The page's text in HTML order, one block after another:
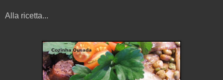
Alla ricetta...